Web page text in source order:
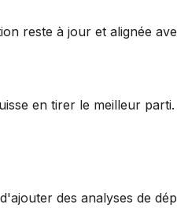
reste à jour et alignée
en tirer le meilleur
des analyses de